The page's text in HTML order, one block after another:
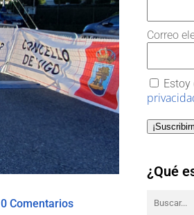
0 Comentarios
Correo
Estoy
¿Qué